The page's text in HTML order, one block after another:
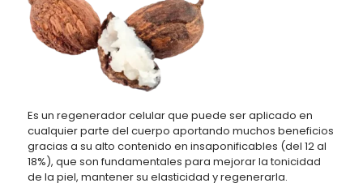
Es un regenerador celular que puede ser aplicado en
cualquier parte del cuerpo aportando muchos beneficios
gracias a su alto contenido en insaponificables (del 12 al
18%), que son fundamentales para mejorar la tonicidad
de la piel, mantener su elasticidad y regenerarla.